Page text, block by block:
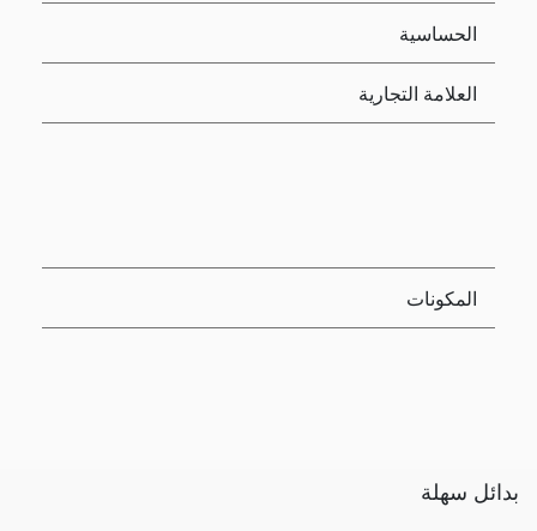
الحساسية
العلامة التجارية
المكونات
بدائل سهلة